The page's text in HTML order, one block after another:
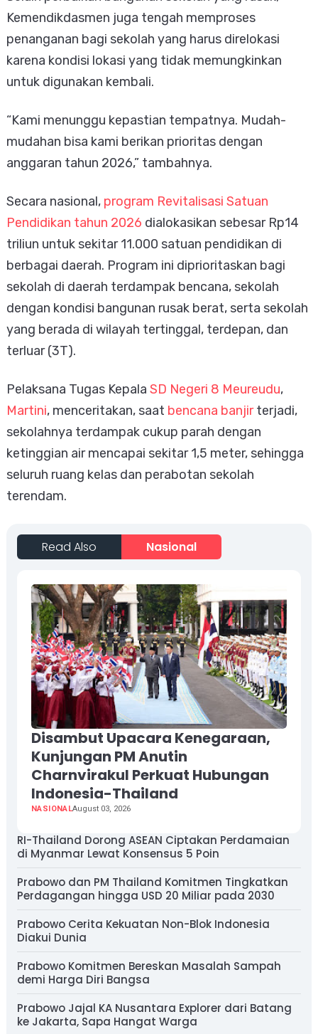
Kemendikdasmen juga tengah memproses
penanganan bagi sekolah yang harus direlokasi
karena kondisi lokasi yang tidak memungkinkan
untuk digunakan kembali.
“Kami menunggu kepastian tempatnya. Mudah-
mudahan bisa kami berikan prioritas dengan
anggaran tahun 2026,” tambahnya.
Secara nasional, program Revitalisasi Satuan
Pendidikan tahun 2026 dialokasikan sebesar Rp14
triliun untuk sekitar 11.000 satuan pendidikan di
berbagai daerah. Program ini diprioritaskan bagi
sekolah di daerah terdampak bencana, sekolah
dengan kondisi bangunan rusak berat, serta sekolah
yang berada di wilayah tertinggal, terdepan, dan
terluar (3T).
Pelaksana Tugas Kepala SD Negeri 8 Meureudu,
Martini, menceritakan, saat bencana banjirterjadi,
sekolahnya terdampak cukup parah dengan
ketinggian air mencapai sekitar 1,5 meter, sehingga
seluruh ruang kelas dan perabotan sekolah
terendam.
Read Also Nasional
Disambut Upacara Kenegaraan,
Kunjungan PM Anutin
Charnvirakul Perkuat Hubungan
Indonesia-Thailand
NASIONALAugust 03, 2026
RI-Thailand Dorong ASEAN Ciptakan Perdamaian
di Myanmar Lewat Konsensus 5 Poin
Prabowo dan PM Thailand Komitmen Tingkatkan
Perdagangan hingga USD 20 Miliar pada 2030
Prabowo Cerita Kekuatan Non-Blok Indonesia
Diakui Dunia
Prabowo Komitmen Bereskan Masalah Sampah
demi Harga Diri Bangsa
Prabowo Jajal KA Nusantara Explorer dari Batang
ke Jakarta, Sapa Hangat Warga